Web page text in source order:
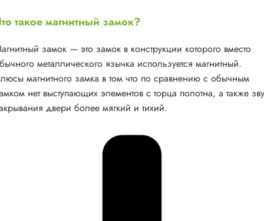
такое магнитный замок?
замок — это замок в конструкции которого вместо
металлического язычка используется магнитный.
магнитного замка в том что по сравнению с обычным
нет выступающих элементов с торца полотна, а также
двери более мягкий и тихий.